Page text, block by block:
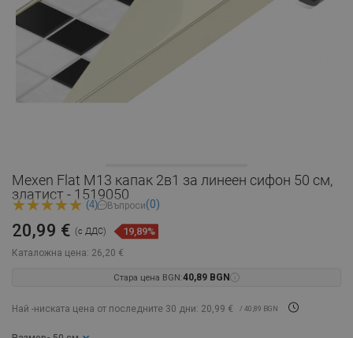
Mexen Flat M13 капак 2в1 за линеен сифон 50 см,
златист - 1519050
(4) Въпроси(0)
Каталожна цена: 26,20 €
20,99 € (с ДДС) 19,89%
Стара цена BGN:40,89 BGN
Най -ниската цена от последните 30 дни: 20,99 € / 40,89 BGN